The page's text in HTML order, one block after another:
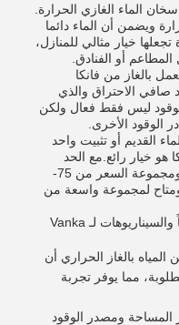
الماء الغازي الحرارة.
ويضمن أن الماء دائما
خيار مثالي للمنازل،
أو الفنادق.
بالغاز من فانكا
صافي الاحتراق والذي
ليس فقط فعال ولكن
الوقود الأخرى.
القديم أو تثبيت واحد
هو خيار رائع.مع الحد
الأدنى للكميات الطلبية من 50 قطعة ومجموعة السعر من 75-
ومتاح لمجموعة واسعة من
بعض من أكثر مناسبات التطبيق شيوعاً والسيناريوهات لـ Vanka
بالغاز الحراري أن
مما يوفر تجربة
المساحة ومصدر الوقود